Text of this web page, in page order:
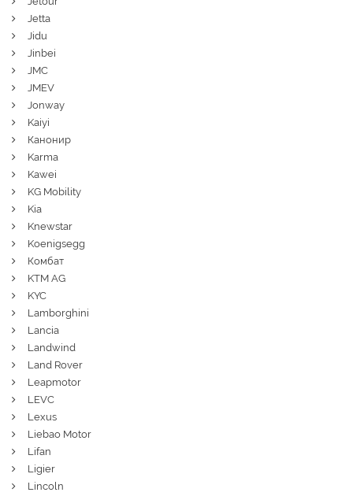
Jetta
Jidu
Jinbei
JMC
JMEV
Jonway
Kaiyi
Канонир
Karma
Kawei
KG Mobility
Kia
Knewstar
Koenigsegg
Комбат
KTM AG
KYC
Lamborghini
Lancia
Landwind
Land Rover
Leapmotor
LEVC
Lexus
Liebao Motor
Lifan
Ligier
Lincoln